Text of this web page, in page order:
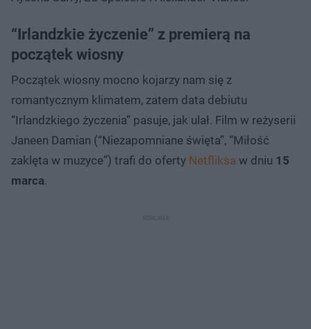
“Irlandzkie życzenie” z premierą na
początek wiosny
Początek wiosny mocno kojarzy nam się z
romantycznym klimatem, zatem data debiutu
“Irlandzkiego życzenia” pasuje, jak ulał. Film w reżyserii
Janeen Damian (“Niezapomniane święta”, “Miłość
zaklęta w muzyce”) trafi do oferty Netfliksa w dniu 15
marca.